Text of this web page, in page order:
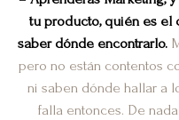
tu producto, quién es el
saber dónde encontrarlo.
pero no están contentos
ni saben dónde hallar a
falla entonces. De